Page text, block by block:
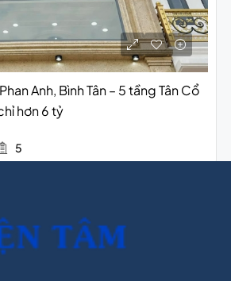
Anh, Bình Tân – 5 tầng Tân Cổ
hơn 6 tỷ
5